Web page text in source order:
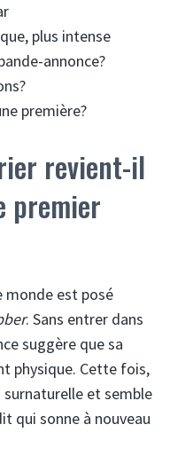
plus intense
annonce?
première?
revient-il
premier
monde est posé
. Sans entrer dans
suggère que sa
physique. Cette fois,
surnaturelle et semble
qui sonne à nouveau